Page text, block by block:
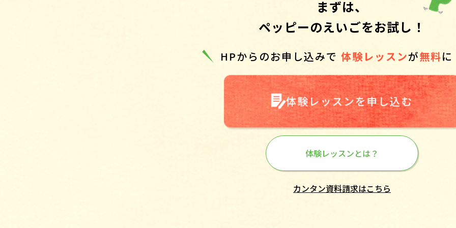
まずは、
ペッピーのえいごをお試し！
HPからのお申し込みで 体験レッスンが無料
体験レッスンを申し込む
体験レッスンとは？
カンタン資料請求はこちら